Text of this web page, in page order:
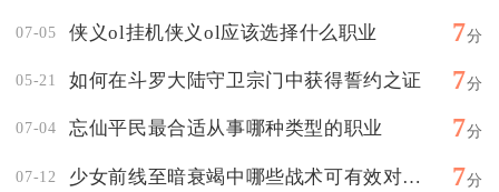
07-05 侠义ol挂机侠义ol应该选择什么职业 7分
05-21 如何在斗罗大陆守卫宗门中获得誓约之证 7分
07-04 忘仙平民最合适从事哪种类型的职业 7分
07-12 少女前线至暗衰竭中哪些战术可有效对抗敌方 7分